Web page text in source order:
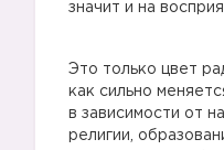
значит и на
Это только цвет
как сильно
в зависимости от
религии,